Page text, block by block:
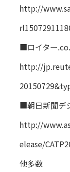
http://
■ロイター
http://
■朝日新聞デ
http://
elease/
他多数